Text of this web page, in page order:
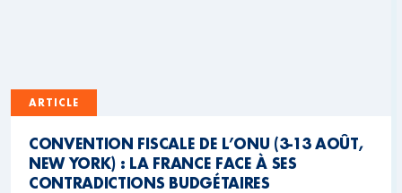
ARTICLE
CONVENTION FISCALE DE L’ONU (3-13 AOÛT,
NEW YORK) : LA FRANCE FACE À SES
CONTRADICTIONS BUDGÉTAIRES